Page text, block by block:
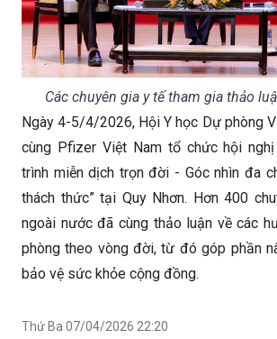
Các chuyên gia y tế tham gia thảo
Ngày 4-5/4/2026, Hội Y học Dự phòng
cùng Pfizer Việt Nam tổ chức hội nghị
trình miễn dịch trọn đời - Góc nhìn đa
thách thức” tại Quy Nhơn. Hơn 400
ngoài nước đã cùng thảo luận về các
phòng theo vòng đời, từ đó góp phần
bảo vệ sức khỏe cộng đồng.
Thứ Ba 07/04/2026 22:20